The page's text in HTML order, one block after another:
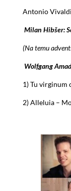
Antonio
Milan Hibšer:
(Na temu
Wolfgang
1) Tu virginum
2) Alleluia –